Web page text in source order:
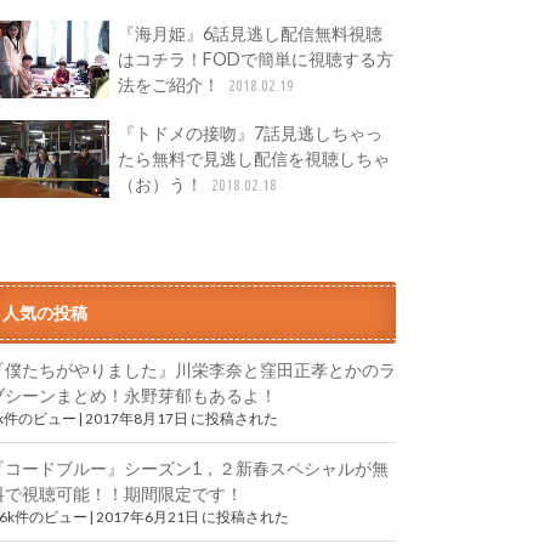
『海月姫』6話見逃し配信無料視聴
はコチラ！FODで簡単に視聴する方
法をご紹介！
2018.02.19
『トドメの接吻』7話見逃しちゃっ
たら無料で見逃し配信を視聴しちゃ
（お）う！
2018.02.18
人気の投稿
僕たちがやりました』川栄李奈と窪田正孝とかのラ
シーンまとめ！永野芽郁もあるよ！
件のビュー | 2017年8月17日 に投稿された
コードブルー』シーズン1，２新春スペシャルが無
で視聴可能！！期間限定です！
件のビュー 2017年6月21日 に投稿された